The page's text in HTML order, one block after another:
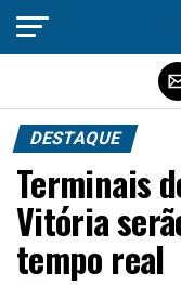
DESTAQUE
Terminais
Vitória
tempo real